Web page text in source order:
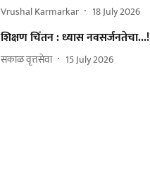
Vrushal Karmarkar 18 July 2026
शिक्षण चिंतन : ध्यास नवसर्जनतेचा...!
सकाळ वृत्तसेवा 15 July 2026